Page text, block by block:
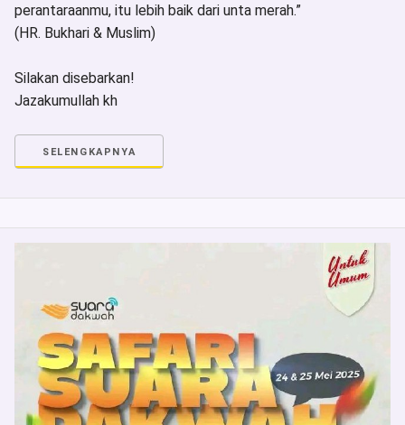
perantaraanmu, itu lebih baik dari unta merah.”
(HR. Bukhari & Muslim)
Silakan disebarkan!
Jazakumullah kh
SELENGKAPNYA